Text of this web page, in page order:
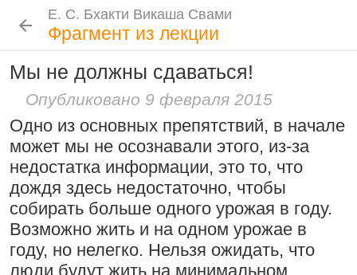
Е. С. Бхакти Викаша Свами
Лекции
Новые История Популярные
Рука в мешочке с чётками более
важна, чем шнур на плече
16 ноября 2008
Намаккал, Тамил Наду,
Индия
Резкие слова для Нараяны
Е. С. Бхакти Викаша Свами
Фрагмент из лекции
Мы не должны сдаваться!
Опубликовано 9 февраля 2015
Одно из основных препятствий, в начале
может мы не осознавали этого, из-за
недостатка информации, это то, что
дождя здесь недостаточно, чтобы
собирать больше одного урожая в году.
Возможно жить и на одном урожае в
году, но нелегко. Нельзя ожидать, что
люди будут жить на минимальном
Е. С. Бхакти Викаша Свами
Цитаты Шрилы Прабхупады
Сознание Кришны среди яванов и
млеччх
9 августа 2026
Проповеднические принципы, данные
Шри Чайтаньей Махапрабху
6 августа 2026
Е. С. Бхакти Викаша Свами
Фотоальбом
Шрила Прабхупада
Биография | Книги|Цитаты
Лекции и беседы|Подношения
Бхакти Викаша Свами
Биография|Книги|График| Лекции |
Скачать все лекции|
Подношения учеников
Инициация
Общие стандарты|
Требования Махараджа
Видеоканалы